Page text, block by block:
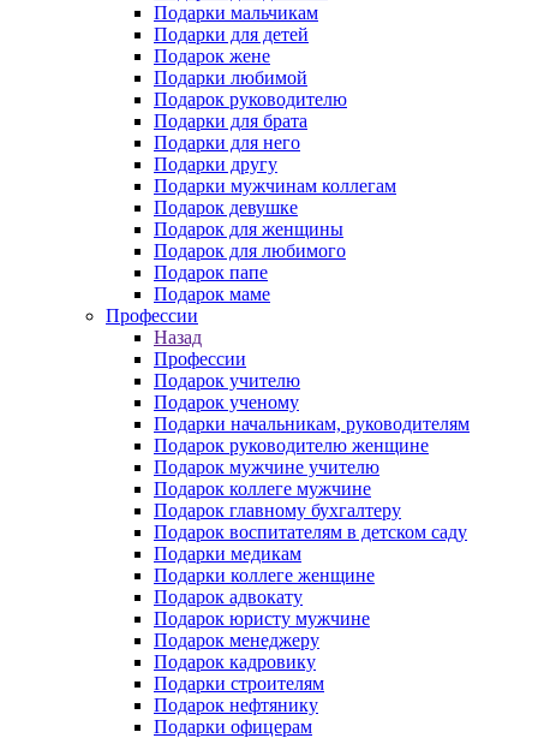
Подарки мальчикам
Подарки для детей
Подарок жене
Подарки любимой
Подарок руководителю
Подарки для брата
Подарки для него
Подарки другу
Подарки мужчинам коллегам
Подарок девушке
Подарок для женщины
Подарок для любимого
Подарок папе
Подарок маме
Профессии
Назад
Профессии
Подарок учителю
Подарок ученому
Подарки начальникам, руководителям
Подарок руководителю женщине
Подарок мужчине учителю
Подарок коллеге мужчине
Подарок главному бухгалтеру
Подарок воспитателям в детском саду
Подарки медикам
Подарки коллеге женщине
Подарок адвокату
Подарок юристу мужчине
Подарок менеджеру
Подарок кадровику
Подарки строителям
Подарок нефтянику
Подарки офицерам